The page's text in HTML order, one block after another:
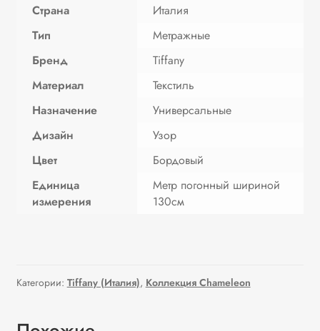
Категории: Tiffany (Италия), Коллекция Chameleon
Страна
Италия
Тип
Метражные
Бренд
Tiffany
Материал
Текстиль
Назначение
Универсальные
Дизайн
Узор
Цвет
Бордовый
Единица
измерения
Метр погонный шириной
130см